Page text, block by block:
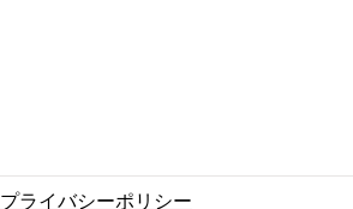
プライバシーポリシー